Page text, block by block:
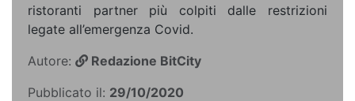
ristoranti partner più colpiti dalle restrizioni
legate all’emergenza Covid.
Autore:
Redazione BitCity
Pubblicato il: 29/10/2020